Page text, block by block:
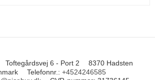
Toftegårdsvej 6 - Port 2
8370 Hadsten
Telefonnr. : +4524246585